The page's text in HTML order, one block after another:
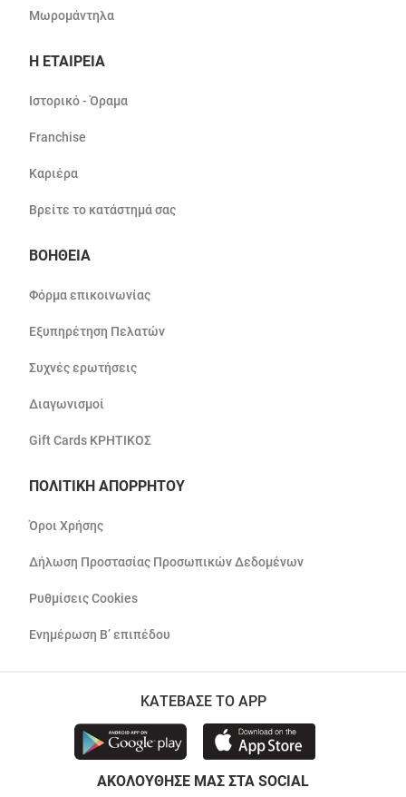
Μωρομάντηλα
Η ΕΤΑΙΡΕΙΑ
Ιστορικό - Όραμα
Franchise
Καριέρα
Βρείτε το κατάστημά σας
ΒΟΗΘΕΙΑ
Φόρμα επικοινωνίας
Εξυπηρέτηση Πελατών
Συχνές ερωτήσεις
Διαγωνισμοί
Gift Cards ΚΡΗΤΙΚΟΣ
ΠΟΛΙΤΙΚΗ ΑΠΟΡΡΗΤΟΥ
Όροι Χρήσης
Δήλωση Προστασίας Προσωπικών Δεδομένων
Ρυθμίσεις Cookies
Ενημέρωση Β’ επιπέδου
ΚΑΤΕΒΑΣΕ ΤΟ APP
ΑΚΟΛΟΥΘΗΣΕ ΜΑΣ ΣΤΑ SOCIAL